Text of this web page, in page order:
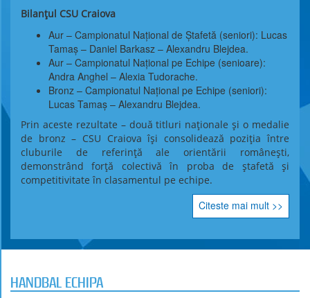
Bilanțul CSU Craiova
Aur – Campionatul Național de Ștafetă (seniori): Lucas
Tamaș – Daniel Barkasz – Alexandru Blejdea.
Aur – Campionatul Național pe Echipe (senioare):
Andra Anghel – Alexia Tudorache.
Bronz – Campionatul Național pe Echipe (seniori):
Lucas Tamaș – Alexandru Blejdea.
Prin aceste rezultate – două titluri naționale și o medalie
de bronz – CSU Craiova își consolidează poziția între
cluburile de referință ale orientării românești,
demonstrând forță colectivă în proba de ștafetă și
competitivitate în clasamentul pe echipe.
Citeste mai mult >>
HANDBAL ECHIPA